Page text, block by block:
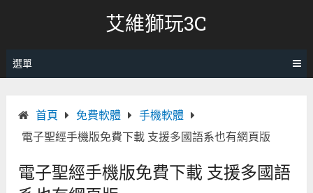
艾維獅玩3C
選單
首頁 免費軟體
手機軟體
電子聖經手機版免費下載 支援多國語系也有網頁版
電子聖經手機版免費下載 支援多國語